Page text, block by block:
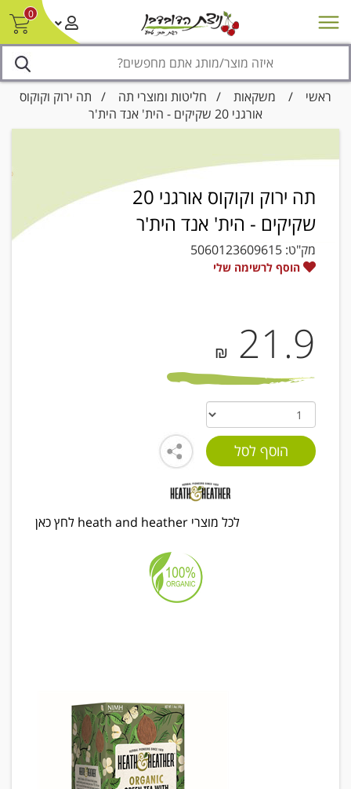
0
מבצעים סניפים צור קשר/ביטול הזמנה
ראשי / משקאות / חליטות ומוצרי תה / תה ירוק וקוקוס
אורגני 20 שקיקים - הית' אנד הית'ר
תה ירוק וקוקוס אורגני 20
שקיקים - הית' אנד הית'ר
מק"ט: 5060123609615
הוסף לרשימה שלי
21.9
₪
לכל מוצרי heath and heather לחץ כאן